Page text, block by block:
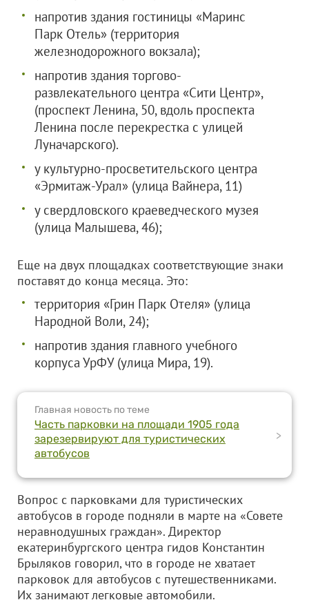
напротив здания гостиницы «Маринс
Парк Отель» (территория
железнодорожного вокзала);
напротив здания торгово-
развлекательного центра «Сити Центр»,
(проспект Ленина, 50, вдоль проспекта
Ленина после перекрестка с улицей
Луначарского).
у культурно-просветительского центра
«Эрмитаж-Урал» (улица Вайнера, 11)
у свердловского краеведческого музея
(улица Малышева, 46);
Еще на двух площадках соответствующие знаки
поставят до конца месяца. Это:
территория «Грин Парк Отеля» (улица
Народной Воли, 24);
напротив здания главного учебного
корпуса УрФУ (улица Мира, 19).
Главная новость по теме
Часть парковки на площади 1905 года
зарезервируют для туристических
автобусов
>
Вопрос с парковками для туристических
автобусов в городе подняли в марте на «Совете
неравнодушных граждан». Директор
екатеринбургского центра гидов Константин
Брыляков говорил, что в городе не хватает
парковок для автобусов с путешественниками.
Их занимают легковые автомобили.